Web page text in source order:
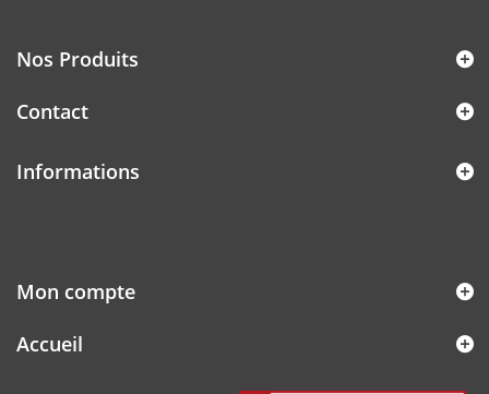
Nos Produits
Contact
Informations
Mon compte
Accueil